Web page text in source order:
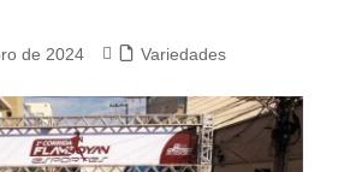
de 2024 Variedades